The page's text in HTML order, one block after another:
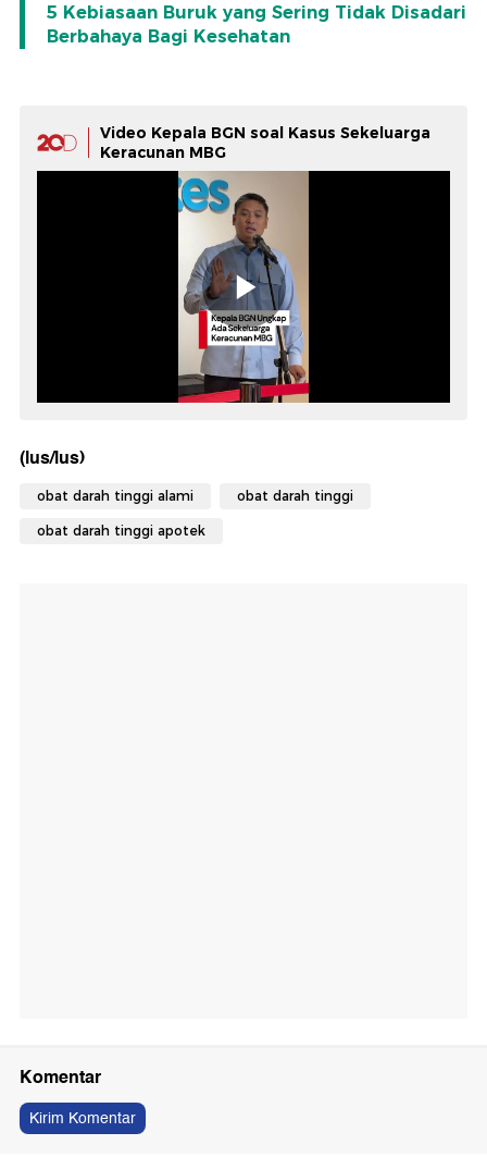
5 Kebiasaan Buruk yang Sering Tidak Disadari
Berbahaya Bagi Kesehatan
Video Kepala BGN soal Kasus Sekeluarga
Keracunan MBG
(lus/lus)
obat darah tinggi alami obat darah tinggi
obat darah tinggi apotek
Komentar
Kirim Komentar